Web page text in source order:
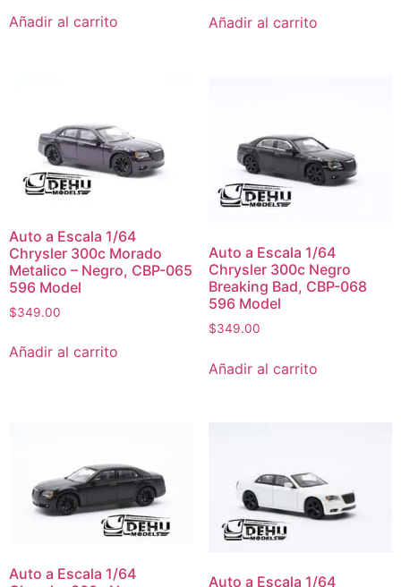
Añadir al carrito Añadir al carrito
Auto a Escala 1/64
Chrysler 300c Morado
Metalico – Negro, CBP-065
596 Model
$349.00
Añadir al carrito
Auto a Escala 1/64
Chrysler 300c Negro
Breaking Bad, CBP-068
596 Model
$349.00
Añadir al carrito
Auto a Escala 1/64
Auto a Escala 1/64